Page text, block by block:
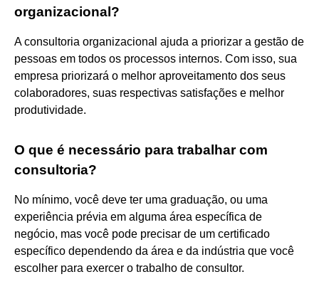
organizacional?
A consultoria organizacional ajuda a priorizar a gestão de
pessoas em todos os processos internos. Com isso, sua
empresa priorizará o melhor aproveitamento dos seus
colaboradores, suas respectivas satisfações e melhor
produtividade.
O que é necessário para trabalhar com
consultoria?
No mínimo, você deve ter uma graduação, ou uma
experiência prévia em alguma área específica de
negócio, mas você pode precisar de um certificado
específico dependendo da área e da indústria que você
escolher para exercer o trabalho de consultor.